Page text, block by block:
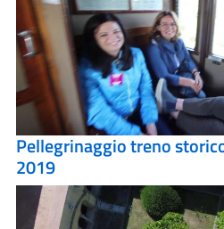
Pellegrinaggio treno
2019